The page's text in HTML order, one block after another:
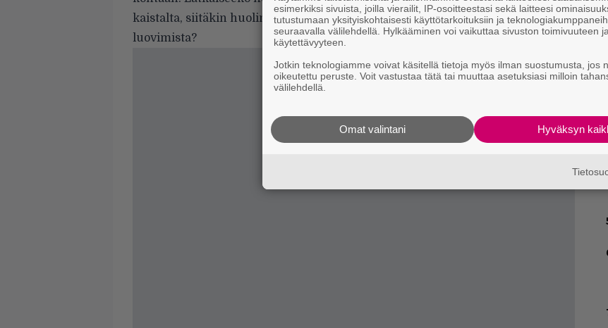
kaistalta, siitäkin huolimatta että se todennäköisesti merkitsee vastavirtaan
luovimista?
esimerkiksi sivuista, joilla vierailit, IP-osoitteestasi sekä laitteesi
tutustumaan yksityiskohtaisesti käyttötarkoituksiin ja
seuraavalla välilehdellä. Hylkääminen voi vaikuttaa sivuston toimivuuteen ja
käytettävyyteen.
Jotkin teknologiamme voivat käsitellä tietoja myös ilman suostumusta, jos
oikeutettu peruste. Voit vastustaa tätä tai muuttaa asetuksiasi milloin
välilehdellä.
Hyväksyn
Omat valintani